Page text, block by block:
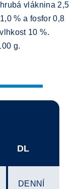
vláknina 2,5
% a fosfor 0,8
10 %.
g.
DL
DENNÍ